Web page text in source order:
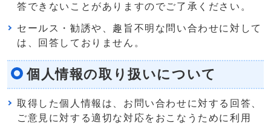
答できないことがありますのでご了承ください。
セールス・勧誘や、趣旨不明な問い合わせに対して
は、回答しておりません。
個人情報の取り扱いについて
取得した個人情報は、お問い合わせに対する回答、
ご意見に対する適切な対応をおこなうために利用